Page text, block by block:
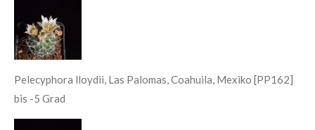
Pelecyphora lloydii, Las Palomas, Coahuila, Mexiko [PP162]
bis -5 Grad